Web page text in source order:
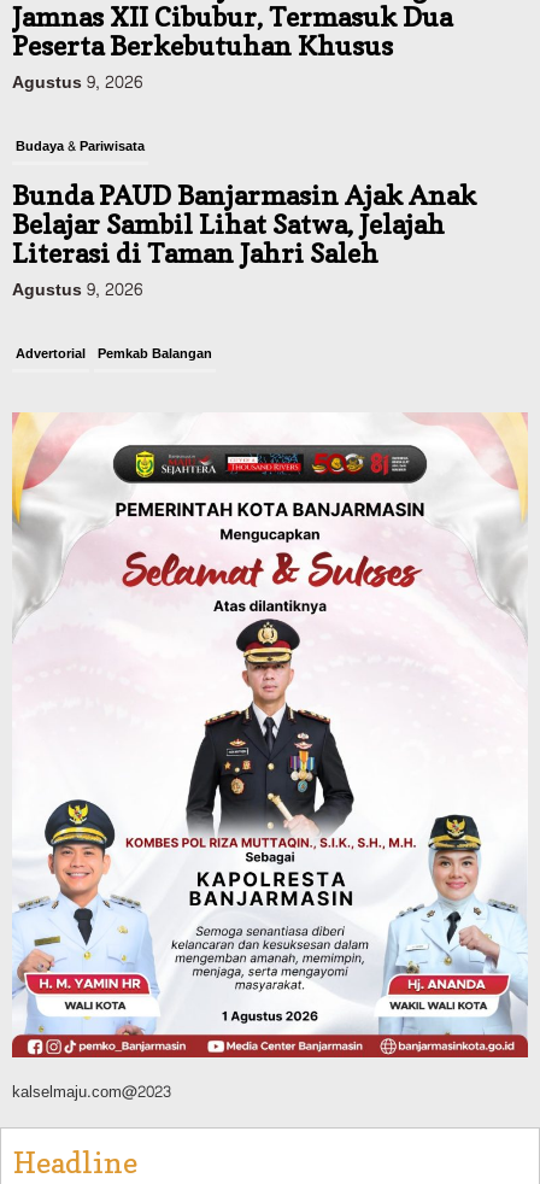
Jamnas XII Cibubur, Termasuk Dua
Peserta Berkebutuhan Khusus
Agustus 9, 2026
Budaya & Pariwisata
Bunda PAUD Banjarmasin Ajak Anak
Belajar Sambil Lihat Satwa, Jelajah
Literasi di Taman Jahri Saleh
Agustus 9, 2026
Advertorial Pemkab Balangan
Latihan Intensif Paskibraka, Ditempa
TNI-Polri Sambut HUT ke-81 RI
Agustus 9, 2026
Advertorial Pemkab Tanahlaut
Delegasi Kementerian LH Kunjungi
Tanahlaut, Bupati Rahmat Paparkan
Potensi 363 Ribu Hektare Wilayah
Pemkab Tanahlaut
Bupati Rahmat Buka Bupati Cup Basket
2026, Bidik Emas Porprov dan
Rencanakan Pindah Indoor 2027
Agustus 9, 2026
kalselmaju.com@2023
Headline